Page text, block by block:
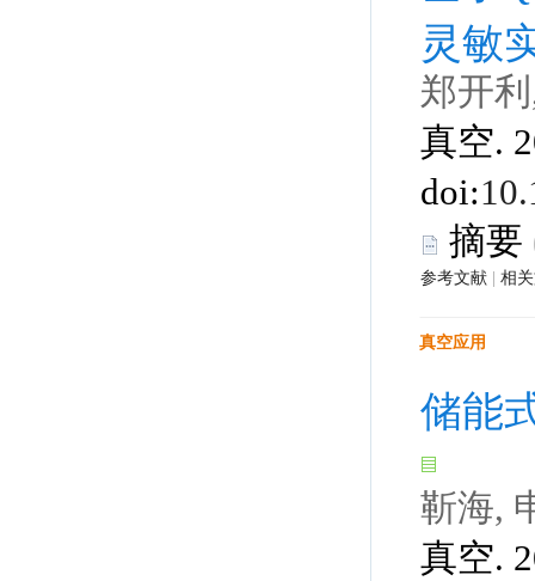
真空.
真空.